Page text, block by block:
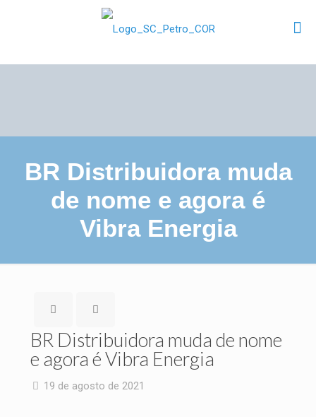
BR Distribuidora muda
de nome e agora é
Vibra Energia
BR Distribuidora muda de nome
e agora é Vibra Energia
19 de agosto de 2021